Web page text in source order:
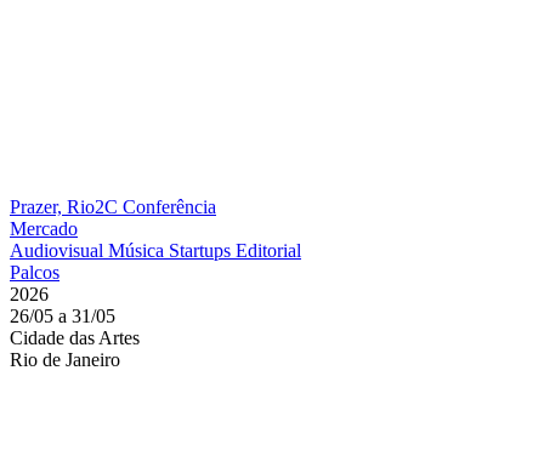
Prazer, Rio2C Conferência
Mercado
Audiovisual Música Startups Editorial
Palcos
2026
26/05 a 31/05
Cidade das Artes
Rio de Janeiro